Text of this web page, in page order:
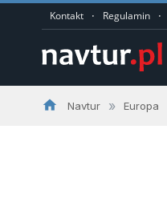
Kontakt · Regulamin ·
home Navtur » Europa